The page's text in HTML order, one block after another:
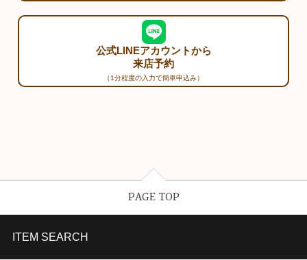
公式LINEアカウントから
来店予約
（1分程度の入力で簡単申込み）
PAGE TOP
ITEM SEARCH